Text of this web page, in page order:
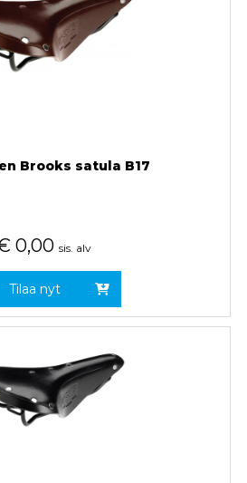
Brooks satula B17
0,00 sis. alv
Tilaa nyt